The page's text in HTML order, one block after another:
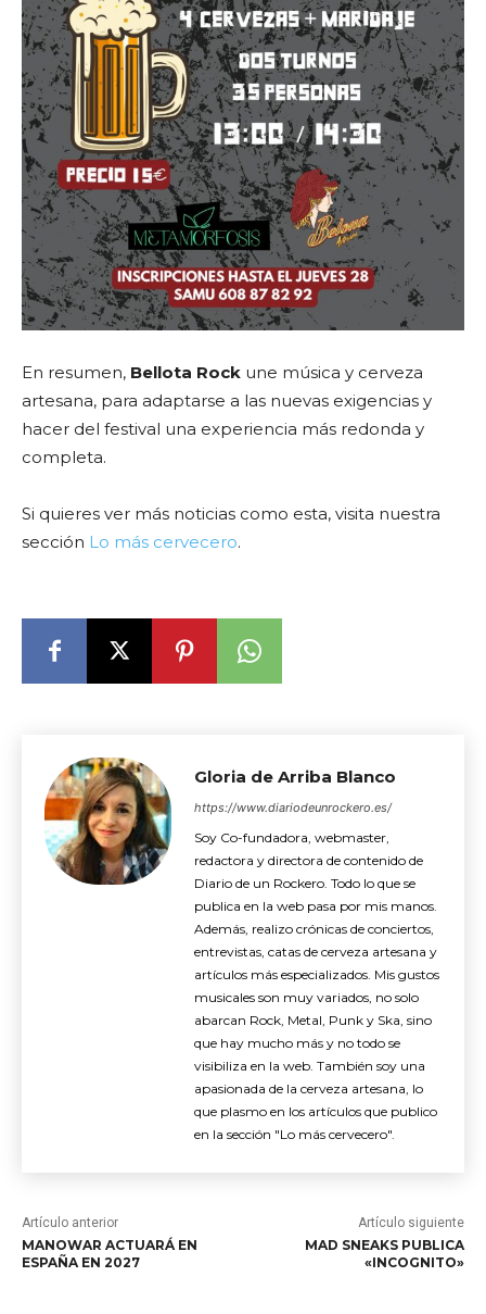
En resumen, Bellota Rock une música y cerveza
artesana, para adaptarse a las nuevas exigencias y
hacer del festival una experiencia más redonda y
completa.
Si quieres ver más noticias como esta, visita nuestra
sección Lo más cervecero.
Gloria de Arriba Blanco
https://www.diariodeunrockero.es/
Soy Co-fundadora, webmaster,
redactora y directora de contenido de
Diario de un Rockero. Todo lo que se
publica en la web pasa por mis manos.
Además, realizo crónicas de conciertos,
entrevistas, catas de cerveza artesana y
artículos más especializados. Mis gustos
musicales son muy variados, no solo
abarcan Rock, Metal, Punk y Ska, sino
que hay mucho más y no todo se
visibiliza en la web. También soy una
apasionada de la cerveza artesana, lo
que plasmo en los artículos que publico
en la sección "Lo más cervecero".
Artículo anterior
MANOWAR ACTUARÁ EN
ESPAÑA EN 2027
Artículo siguiente
MAD SNEAKS PUBLICA
«INCOGNITO»